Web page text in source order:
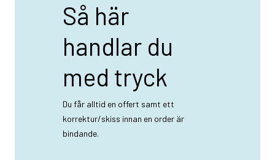
Så här
handlar du
med tryck
Du får alltid en offert samt ett
korrektur/skiss innan en order är
bindande.